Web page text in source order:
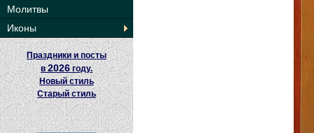
Молитвы
Иконы
Праздники и посты
в2026 году.
Новый стиль
Старый стиль